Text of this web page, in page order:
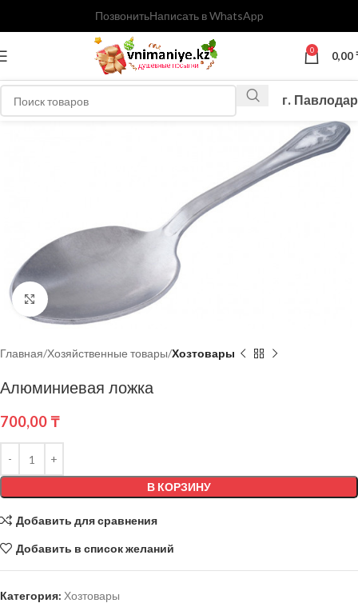
ПозвонитьНаписать в WhatsApp
0 0,00
г. Павлодар
Нажмите, чтобы увеличить
Главная Хозяйственные товары Хозтовары
Алюминиевая ложка
700,00 ₸
В КОРЗИНУ
Добавить для сравнения
Добавить в список желаний
Категория: Хозтовары